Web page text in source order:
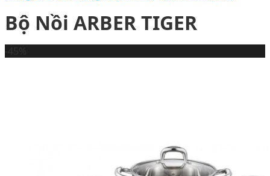
Bộ Nồi ARBER TIGER